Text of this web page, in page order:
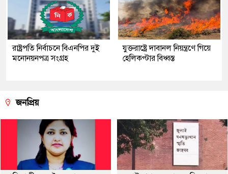
রাষ্ট্রপতি নির্বাচনে বিএনপির দুই
মনোনয়নপত্র সংগ্রহ
যুক্তরাষ্ট্রে দাবানল নিয়ন্ত্রণে গিয়ে
হেলিকপ্টার বিধ্বস্ত
জনপ্রিয়